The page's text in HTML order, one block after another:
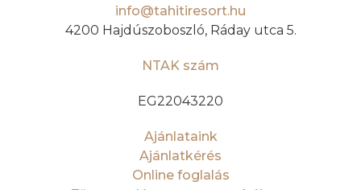
info@tahitiresort.hu
4200 Hajdúszoboszló, Ráday utca 5.
NTAK szám
EG22043220
Ajánlataink
Ajánlatkérés
Online foglalás